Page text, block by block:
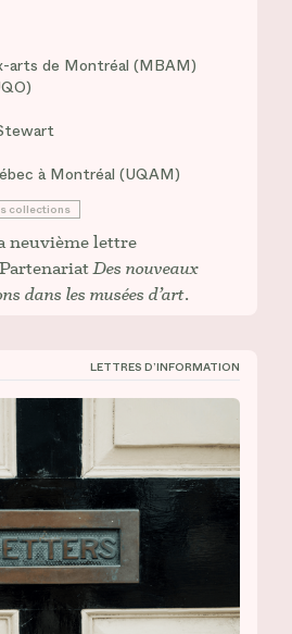
arts de Montréal (MBAM)
à Montréal (UQAM)
collections
neuvième lettre
Des nouveaux
dans les musées d’art.
n° 8
LETTRES D’INFORMATION